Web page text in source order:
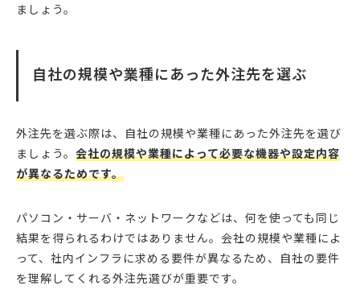
ましょう。
自社の規模や業種にあった外注先を選ぶ
外注先を選ぶ際は、自社の規模や業種にあった外注先を選び
ましょう。 会社の規模や業種によって必要な機器や設定内容
が異なるためです。
パソコン・サーバ・ネットワークなどは、何を使っても同じ
結果を得られるわけではありません。会社の規模や業種によ
って、社内インフラに求める要件が異なるため、自社の要件
を理解してくれる外注先選びが重要です。